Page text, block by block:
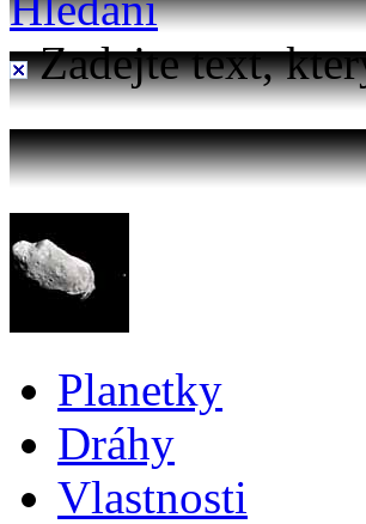
Zadejte text,
Planetky
Dráhy
Vlastnosti